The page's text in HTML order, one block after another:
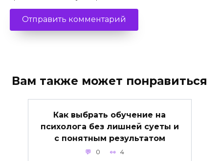
Вам также может понравиться
Как выбрать обучение на
психолога без лишней суеты и
с понятным результатом
0 4